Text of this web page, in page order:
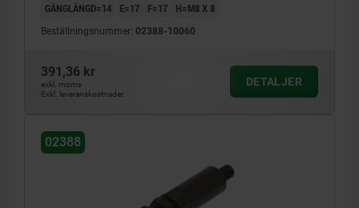
GÄNGLÄNGD=14
E=17 F=17 H=M8 X 8
Beställningsnummer: 02388-10060
391,36 kr
exkl. moms
Exkl. leveranskostnader
DETALJER
02388